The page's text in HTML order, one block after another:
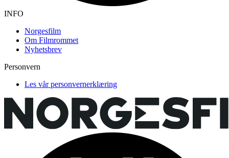
INFO
Norgesfilm
Om Filmrommet
Nyhetsbrev
Personvern
Les vår personvernerklæring